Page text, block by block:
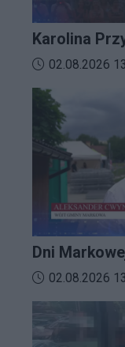
Karolina
Imprezalia
Data dodania
02.08.2026
Dni
Data dodania
02.08.2026